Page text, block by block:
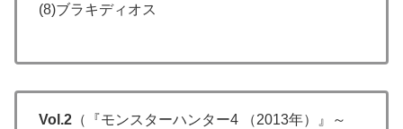
(8)ブラキディオス
Vol.2 （『モンスターハンター4 （2013年）』～